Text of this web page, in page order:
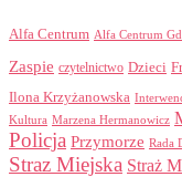
Alfa Centrum Alfa Centrum
Zaspie czytelnictwo Dzieci
Ilona Krzyżanowska
Kultura Marzena Hermanowicz
Policja Przymorze Rada
Straz Miejska Straż